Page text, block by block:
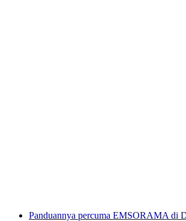
Panduannya percuma EMSORAMA di